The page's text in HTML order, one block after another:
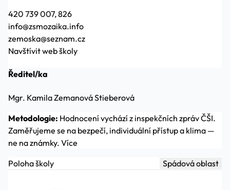
420 739 007, 826
info@zsmozaika.info
zemoska@seznam.cz
Navštívit web školy
Ředitel/ka
Mgr. Kamila Zemanová Stieberová
Metodologie: Hodnocení vychází z inspekčních zpráv ČŠI.
Zaměřujeme se na bezpečí, individuální přístup a klima —
ne na známky. Více
Poloha školy
Spádová oblast